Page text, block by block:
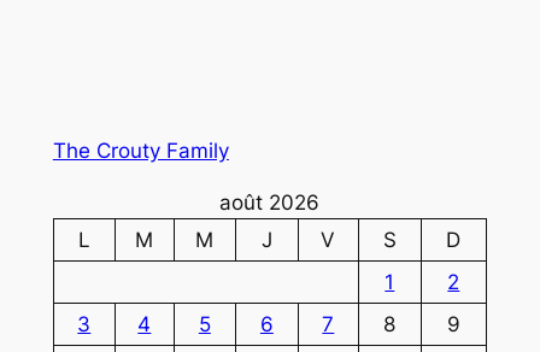
The Crouty Family
août 2026
L
M M J V S
D
1
2
3
4 5 6 7 8
9